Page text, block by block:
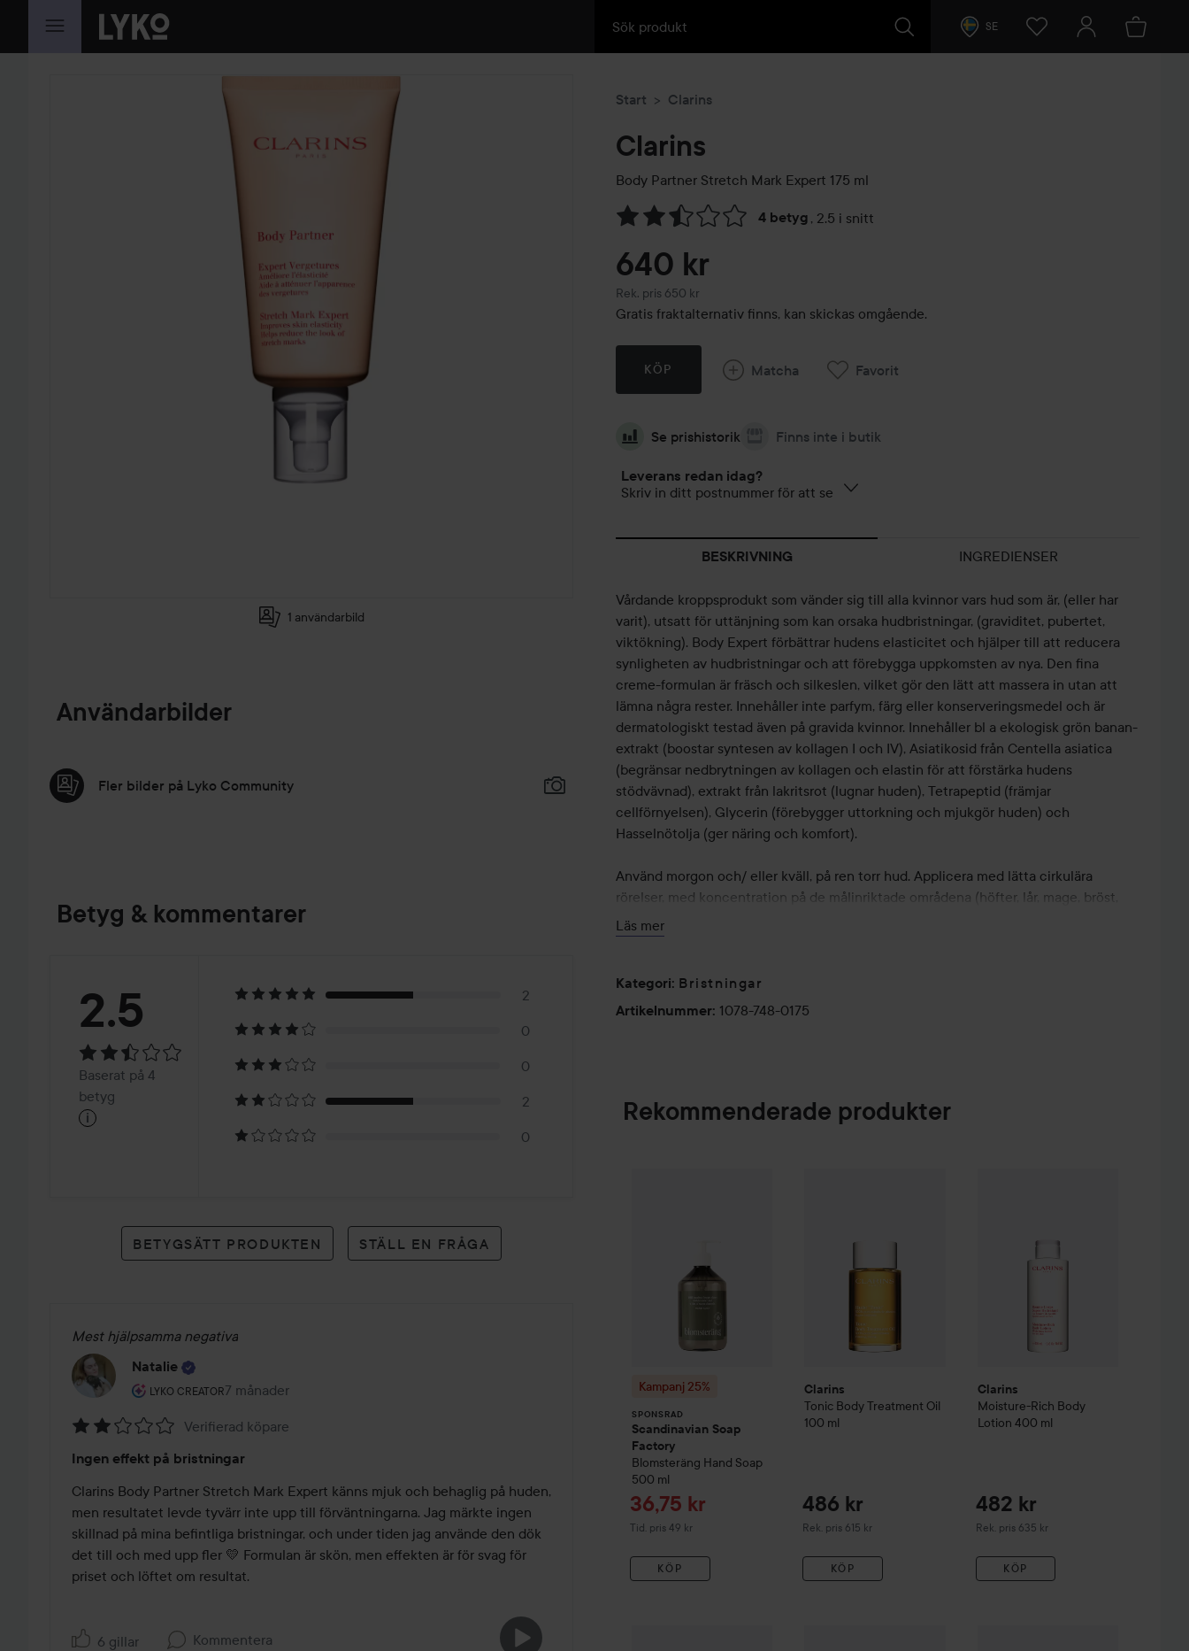
HOPPA TILL INNEHÅLLET SE
1 användarbild
Användarbilder
Fler bilder på Lyko Community
Betyg & kommentarer
Betyg:
2.5Baserat
på
betyg
2.5
Baserat på 4
betyg
i
2
0
0
2
0
BETYGSÄTT PRODUKTEN STÄLL EN FRÅGA
Mest hjälpsamma negativa
Natalie
LYKO CREATOR
Användarens roll: Lyko Creator.
7 månader
Inlägget skapades 7 månader
2
av
5
Verifierad köpare
Ingen effekt på bristningar
Clarins Body Partner Stretch Mark Expert känns mjuk och behaglig på huden,
men resultatet levde tyvärr inte upp till förväntningarna. Jag märkte ingen
skillnad på mina befintliga bristningar, och under tiden jag använde den dök
det till och med upp fler 💛 Formulan är skön, men effekten är för svag för
priset och löftet om resultat.
6 gillar Kommentera
Start Clarins
Clarins
Body Partner Stretch Mark Expert 175 ml
4 betyg , 2.5 i snitt
Hoppa till Betyg & kommentarer
640 kr
Rek. pris 650 kr
Rekommenderat pris 650 kr
Gratis fraktalternativ finns, kan skickas omgående.
KÖP Matcha Favorit
Se prishistorik Finns inte i butik
Leverans redan idag?
Skriv in ditt postnummer för att se
BESKRIVNING INGREDIENSER
Vårdande kroppsprodukt som vänder sig till alla kvinnor vars hud som är, (eller har
varit), utsatt för uttänjning som kan orsaka hudbristningar, (graviditet, pubertet,
viktökning). Body Expert förbättrar hudens elasticitet och hjälper till att reducera
synligheten av hudbristningar och att förebygga uppkomsten av nya. Den fina
creme-formulan är fräsch och silkeslen, vilket gör den lätt att massera in utan att
lämna några rester. Innehåller inte parfym, färg eller konserveringsmedel och är
dermatologiskt testad även på gravida kvinnor. Innehåller bl a ekologisk grön banan-
extrakt (boostar syntesen av kollagen I och IV), Asiatikosid från Centella asiatica
(begränsar nedbrytningen av kollagen och elastin för att förstärka hudens
stödvävnad), extrakt från lakritsrot (lugnar huden), Tetrapeptid (främjar
cellförnyelsen), Glycerin (förebygger uttorkning och mjukgör huden) och
Hasselnötolja (ger näring och komfort).
Använd morgon och/ eller kväll, på ren torr hud. Applicera med lätta cirkulära
rörelser, med koncentration på de målinriktade områdena (höfter, lår, mage, bröst,
ryggens nedre del). För att hjälpa huden att förbereda sig inför den naturliga
stretching som uppstår vid graviditet, applicera och följ Clarins specifika
175 ml
Läs mer
Kategori: Bristningar
Artikelnummer: 1078-748-0175
Rekommenderade produkter
Kampanj 25%
SPONSRAD
Scandinavian Soap
Factory
Blomsteräng Hand Soap
500 ml
Reapris
36,75 kr
Tid. pris 49 kr
Tidigare pris 49 kr
KÖP
Clarins
Tonic Body Treatment Oil
100 ml
486 kr
Rek. pris 615 kr
Rekommenderat pris 615 kr
KÖP
Clarins
Moisture-Rich Body
Lotion 400 ml
482 kr
Rek. pris 635 kr
Rekommenderat pris 635 kr
KÖP